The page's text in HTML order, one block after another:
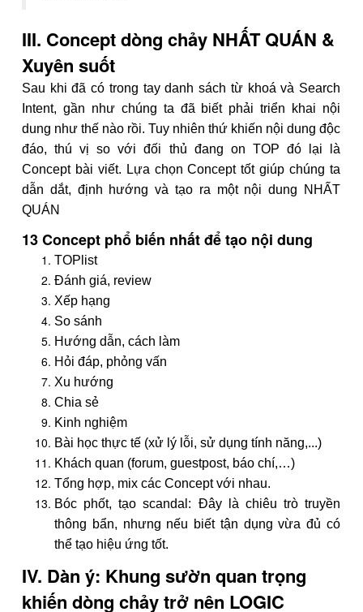
III. Concept dòng chảy NHẤT QUÁN &
Xuyên suốt
Sau khi đã có trong tay danh sách từ khoá và Search
Intent, gần như chúng ta đã biết phải triển khai nội
dung như thế nào rồi. Tuy nhiên thứ khiến nội dung độc
đáo, thú vị so với đối thủ đang on TOP đó lại là
Concept bài viết. Lựa chọn Concept tốt giúp chúng ta
dẫn dắt, định hướng và tạo ra một nội dung NHẤT
QUÁN
13 Concept phổ biến nhất để tạo nội dung
TOPlist
Đánh giá, review
Xếp hạng
So sánh
Hướng dẫn, cách làm
Hỏi đáp, phỏng vấn
Xu hướng
Chia sẻ
Kinh nghiệm
Bài học thực tế (xử lý lỗi, sử dụng tính năng,...)
Khách quan (forum, guestpost, báo chí,…)
Tổng hợp, mix các Concept với nhau.
Bóc phốt, tạo scandal: Đây là chiêu trò truyền
thông bẩn, nhưng nếu biết tận dụng vừa đủ có
thể tạo hiệu ứng tốt.
IV. Dàn ý: Khung sườn quan trọng
khiến dòng chảy trở nên LOGIC